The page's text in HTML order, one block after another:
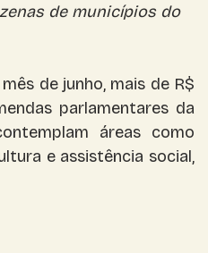
de municípios do
de junho, mais de R$
parlamentares da
áreas como
e assistência social,